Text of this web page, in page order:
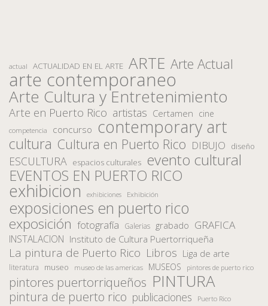
actual ACTUALIDAD EN EL ARTE ARTE Arte Actual
arte contemporaneo
Arte Cultura y Entretenimiento
Arte en Puerto Rico artistas Certamen cine
competencia concurso contemporary art
cultura Cultura en Puerto Rico DIBUJO diseño
ESCULTURA espacios culturales evento cultural
EVENTOS EN PUERTO RICO
exhibicion exhibiciones Exhibición
exposiciones en puerto rico
exposición fotografía Galerias grabado GRAFICA
INSTALACION Instituto de Cultura Puertorriqueña
La pintura de Puerto Rico Libros Liga de arte
literatura museo museo de las americas MUSEOS pintores de puerto rico
pintores puertorriqueños PINTURA
pintura de puerto rico publicaciones Puerto Rico